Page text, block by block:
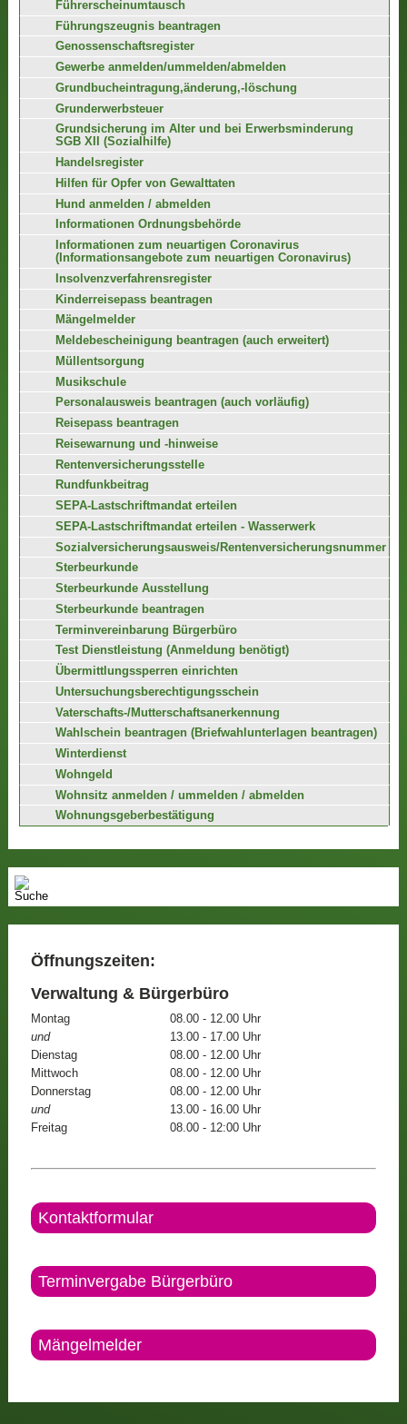
Führerscheinumtausch
Führungszeugnis beantragen
Genossenschaftsregister
Gewerbe anmelden/ummelden/abmelden
Grundbucheintragung,änderung,-löschung
Grunderwerbsteuer
Grundsicherung im Alter und bei Erwerbsminderung
SGB XII (Sozialhilfe)
Handelsregister
Hilfen für Opfer von Gewalttaten
Hund anmelden / abmelden
Informationen Ordnungsbehörde
Informationen zum neuartigen Coronavirus
(Informationsangebote zum neuartigen Coronavirus)
Insolvenzverfahrensregister
Kinderreisepass beantragen
Mängelmelder
Meldebescheinigung beantragen (auch erweitert)
Müllentsorgung
Musikschule
Personalausweis beantragen (auch vorläufig)
Reisepass beantragen
Reisewarnung und -hinweise
Rentenversicherungsstelle
Rundfunkbeitrag
SEPA-Lastschriftmandat erteilen
SEPA-Lastschriftmandat erteilen - Wasserwerk
Sozialversicherungsausweis/Rentenversicherungsnummer
Sterbeurkunde
Sterbeurkunde Ausstellung
Sterbeurkunde beantragen
Terminvereinbarung Bürgerbüro
Test Dienstleistung (Anmeldung benötigt)
Übermittlungssperren einrichten
Untersuchungsberechtigungsschein
Vaterschafts-/Mutterschaftsanerkennung
Wahlschein beantragen (Briefwahlunterlagen beantragen)
Winterdienst
Wohngeld
Wohnsitz anmelden / ummelden / abmelden
Wohnungsgeberbestätigung
Öffnungszeiten:
Verwaltung & Bürgerbüro
Montag
08.00 - 12.00 Uhr
und
13.00 - 17.00 Uhr
Dienstag
08.00 - 12.00 Uhr
Mittwoch
08.00 - 12.00 Uhr
Donnerstag
08.00 - 12.00 Uhr
und
13.00 - 16.00 Uhr
Freitag
08.00 - 12:00 Uhr
Kontaktformular
Terminvergabe Bürgerbüro
Mängelmelder